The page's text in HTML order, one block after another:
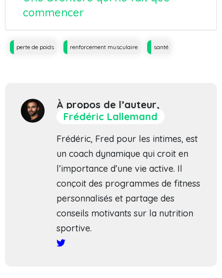
commencer
Tagsperte de poids renforcement musculaire santé
À propos de l’auteur,
Frédéric Lallemand
Frédéric, Fred pour les intimes, est
un coach dynamique qui croit en
l’importance d’une vie active. Il
conçoit des programmes de fitness
personnalisés et partage des
conseils motivants sur la nutrition
sportive.